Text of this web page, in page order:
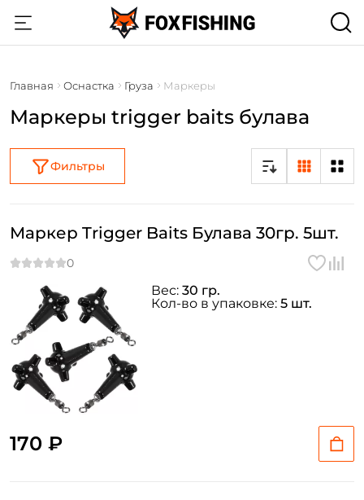
Главная Оснастка Груза Маркеры
Маркеры trigger baits булава
Фильтры
Маркер Trigger Baits Булава 30гр. 5шт.
170 ₽
Вес: 30 гр.
Кол-во в упаковке: 5 шт.